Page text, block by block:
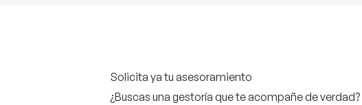
Solicita ya tu asesoramiento
¿Buscas una gestoría que te acompañe de